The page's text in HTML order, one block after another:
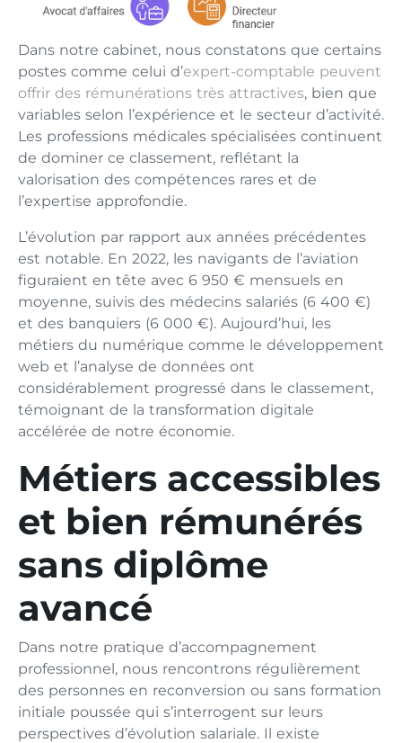
Dans notre cabinet, nous constatons que certains
postes comme celui d’expert-comptable peuvent
offrir des rémunérations très attractives, bien que
variables selon l’expérience et le secteur d’activité.
Les professions médicales spécialisées continuent
de dominer ce classement, reflétant la
valorisation des compétences rares et de
l’expertise approfondie.
L’évolution par rapport aux années précédentes
est notable. En 2022, les navigants de l’aviation
figuraient en tête avec 6 950 € mensuels en
moyenne, suivis des médecins salariés (6 400 €)
et des banquiers (6 000 €). Aujourd’hui, les
métiers du numérique comme le développement
web et l’analyse de données ont
considérablement progressé dans le classement,
témoignant de la transformation digitale
accélérée de notre économie.
Métiers accessibles
et bien rémunérés
sans diplôme
avancé
Dans notre pratique d’accompagnement
professionnel, nous rencontrons régulièrement
des personnes en reconversion ou sans formation
initiale poussée qui s’interrogent sur leurs
perspectives d’évolution salariale. Il existe